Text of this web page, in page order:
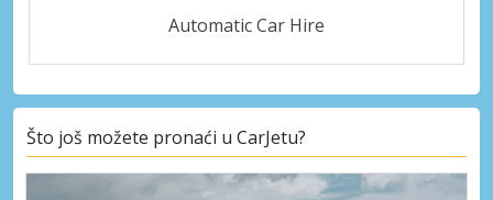
Automatic Car Hire
Što još možete pronaći u CarJetu?